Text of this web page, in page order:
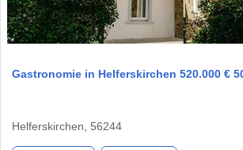
Gastronomie in Helferskirchen 520.000 €
Helferskirchen, 56244